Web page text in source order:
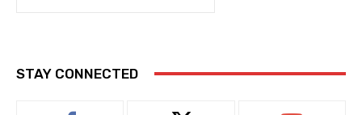
STAY CONNECTED